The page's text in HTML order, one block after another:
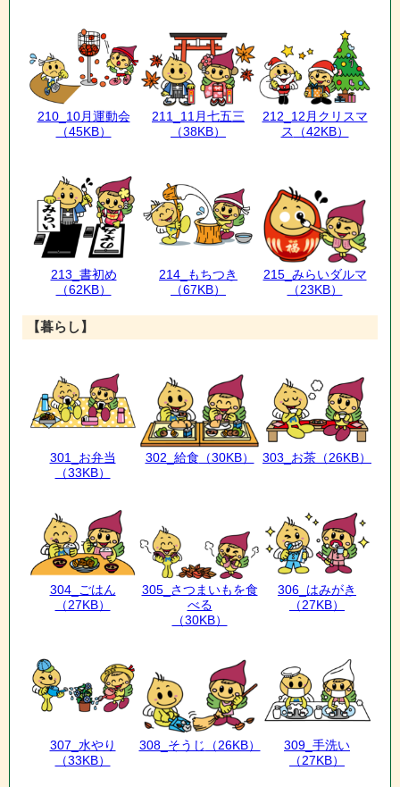
210_10月運動会
（45KB）
211_11月七五三
（38KB）
212_12月クリスマ
ス （42KB）
213_書初め
（62KB）
214_もちつき
（67KB）
215_みらいダルマ
（23KB）
【暮らし】
301_お弁当
（33KB）
302_給食 （30KB） 303_お茶 （26KB）
304_ごはん
（27KB）
305_さつまいもを食
べる
（30KB）
306_はみがき
（27KB）
307_水やり
（33KB）
308_そうじ （26KB）
309_手洗い
（27KB）